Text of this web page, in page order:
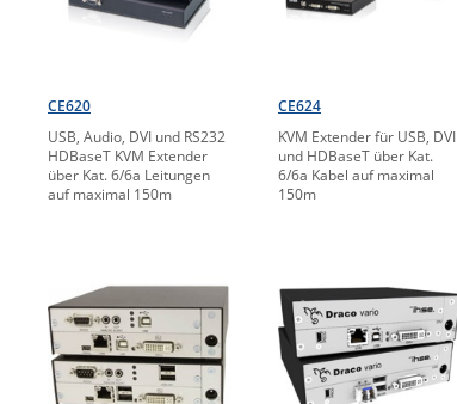
CE620
USB, Audio, DVI und RS232
HDBaseT KVM Extender
über Kat. 6/6a Leitungen
auf maximal 150m
CE624
KVM Extender für USB, DVI
und HDBaseT über Kat.
6/6a Kabel auf maximal
150m